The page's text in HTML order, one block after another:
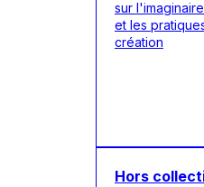
sur
et les
création
Hors